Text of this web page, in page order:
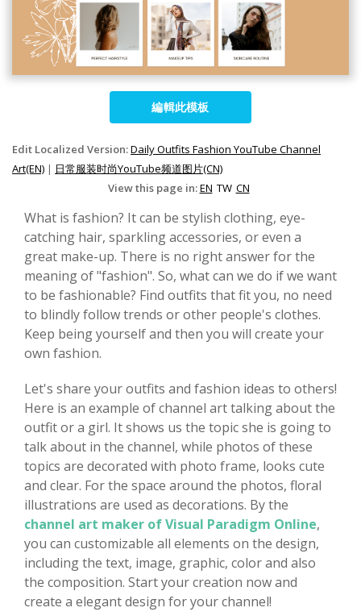
編輯此模板
Edit Localized Version:Daily Outfits Fashion YouTube Channel
Art(EN) | 日常服装时尚YouTube频道图片(CN)
View this page in:EN TW CN
What is fashion? It can be stylish clothing, eye-
catching hair, sparkling accessories, or even a
great make-up. There is no right answer for the
meaning of "fashion". So, what can we do if we want
to be fashionable? Find outfits that fit you, no need
to blindly follow trends or other people's clothes.
Keep being yourself and then you will create your
own fashion.
Let's share your outfits and fashion ideas to others!
Here is an example of channel art talking about the
outfit or a girl. It shows us the topic she is going to
talk about in the channel, while photos of these
topics are decorated with photo frame, looks cute
and clear. For the space around the photos, floral
illustrations are used as decorations. By the
channel art maker of Visual Paradigm Online,
you can customizable all elements on the design,
including the text, image, graphic, color and also
the composition. Start your creation now and
create a elegant design for your channel!